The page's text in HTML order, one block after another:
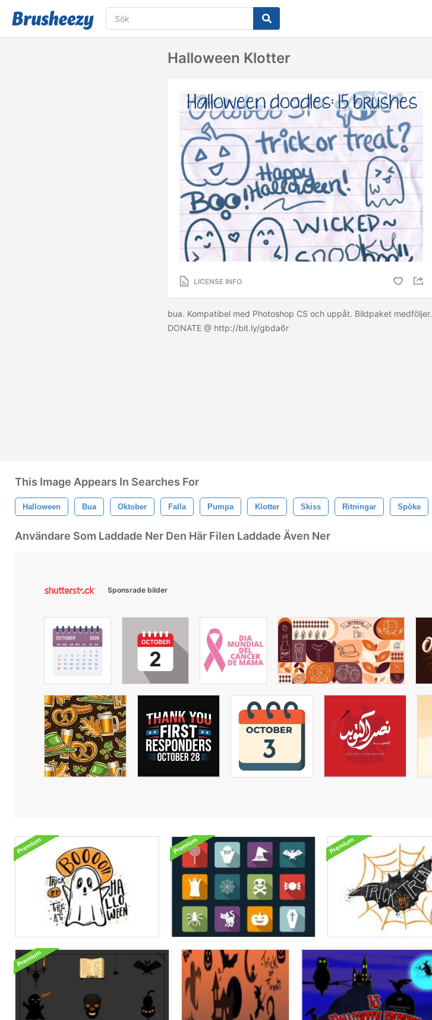
Halloween Klotter
LICENSE INFO
bua. Kompatibel med Photoshop CS och uppåt. Bildpaket medföljer.
DONATE @ http://bit.ly/gbda6r
This Image Appears In Searches For
Halloween Bua Oktober Falla Pumpa Klotter Skiss Ritningar Spöke
Användare Som Laddade Ner Den Här Filen Laddade Även Ner
Sponsrade bilder